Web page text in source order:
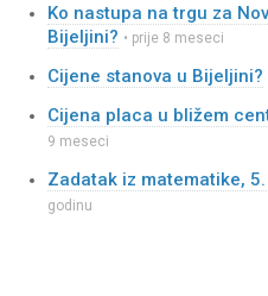
Ko nastupa na trgu za
Bijeljini? • prije 8 meseci
Cijene stanova u Bijeljini?
Cijena placa u bližem
9 meseci
Zadatak iz matematike,
godinu